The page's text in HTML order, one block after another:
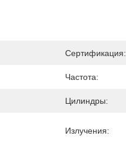
Сертификация:
Частота:
Цилиндры:
Излучения: